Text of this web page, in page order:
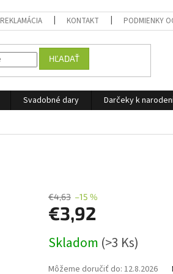
REKLAMÁCIA KONTAKT PODMIENKY
HĽADAŤ
Svadobné dary Darčeky k
€4,63 –15 %
€3,92
cena:
Skladom (>3 Ks)
Môžeme doručiť do: 12.8.2026